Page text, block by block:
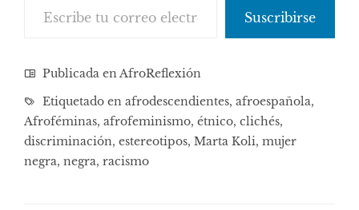
Suscribirse
Publicada enAfroReflexión
Etiquetado en afrodescendientes, afroespañola,
Afroféminas, afrofeminismo, étnico, clichés,
discriminación, estereotipos, Marta Koli, mujer
negra, negra, racismo